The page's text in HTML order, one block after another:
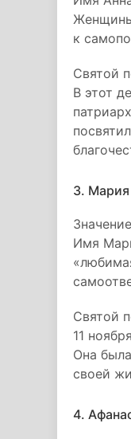
Женщины
к
Святой
В этот
3. Мария
Имя
Святой
11
Она
своей
4.